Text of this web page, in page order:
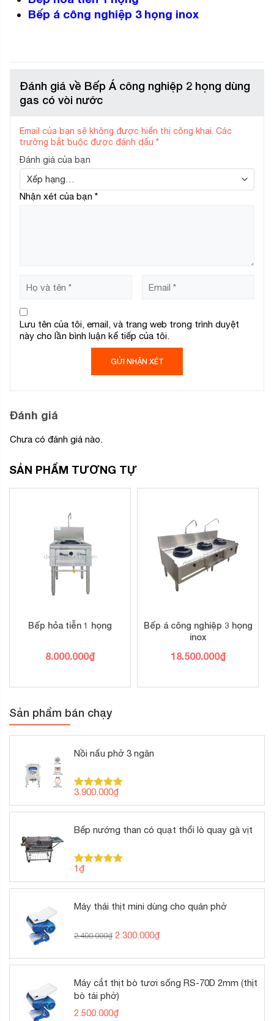
Bếp á công nghiệp 3 họng inox
Đánh giá về Bếp Á công nghiệp 2 họng dùng
gas có vòi nước
Email của bạn sẽ không được hiển thị công khai. Các
trường bắt buộc được đánh dấu *
Đánh giá của bạn
Nhận xét của bạn *
Lưu tên của tôi, email, và trang web trong trình duyệt
này cho lần bình luận kế tiếp của tôi.
Đánh giá
Chưa có đánh giá nào.
SẢN PHẨM TƯƠNG TỰ
Bếp hỏa tiễn 1 họng
8.000.000₫
Bếp á công nghiệp 3 họng
inox
18.500.000₫
Sản phẩm bán chạy
Nồi nấu phở 3 ngăn
Được xếp
hạng5.00
5 sao
3.900.000₫
Bếp nướng than có quạt thổi lò quay gà vịt
Được xếp
hạng5.00
5 sao
1₫
Máy thái thịt mini dùng cho quán phở
2.400.000₫ Giá
là:
2.300.000₫Giá
tại
2.300.000₫.
Máy cắt thịt bò tươi sống RS-70D 2mm (thịt
bò tái phở)
2.500.000₫